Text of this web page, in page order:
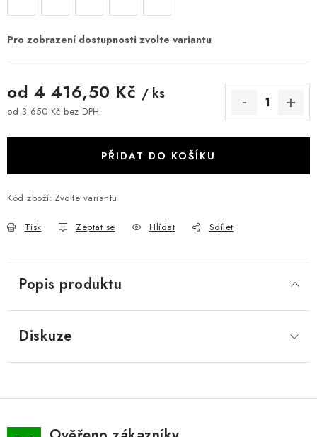
od 4 416,50 Kč / ks
od 3 650 Kč bez DPH
PŘIDAT DO KOŠÍKU
Kód zboží: Zvolte variantu
Tisk Zeptat se Hlídat Sdílet
Popis produktu
Diskuze